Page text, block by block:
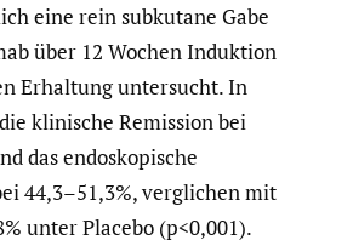
eine rein subkutane Gabe
über 12 Wochen Induktion
Erhaltung untersucht. In
klinische Remission bei
das endoskopische
44,3–51,3%, verglichen mit
unter Placebo (p<0,001).